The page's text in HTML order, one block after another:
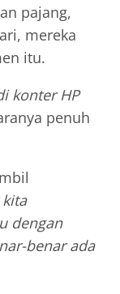
pajang,
mereka
itu.
konter HP
penuh
dengan
benar ada